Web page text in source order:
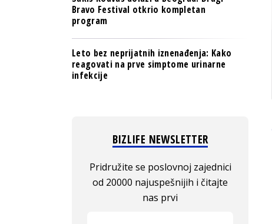
Bravo Festival otkrio kompletan
program
Leto bez neprijatnih iznenađenja: Kako
reagovati na prve simptome urinarne
infekcije
BIZLIFE NEWSLETTER
Pridružite se poslovnoj zajednici
od 20000 najuspešnijih i čitajte
nas prvi